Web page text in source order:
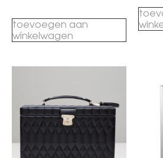
toevoegen aan
winkelwagen